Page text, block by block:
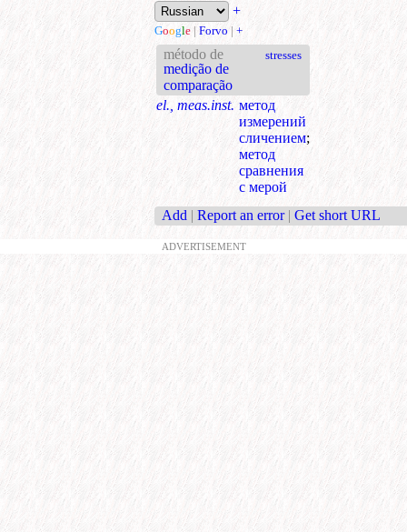
+
Google | Forvo | +
método de
medição de
comparação
stresses
el., meas.inst. метод
измерений
сличением;
метод
сравнения
с мерой
Add | Report an error | Get short URL
ADVERTISEMENT